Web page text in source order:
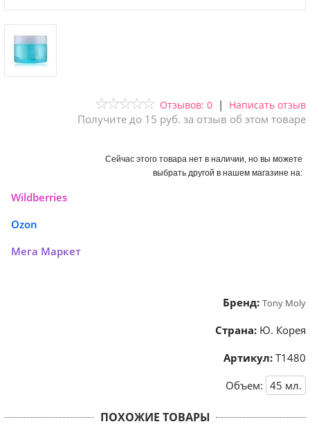
Отзывов: 0 | Написать отзыв
Получите до 15 руб. за отзыв об этом товаре
Сейчас этого товара нет в наличии, но вы можете
выбрать другой в нашем магазине на:
Wildberries
Ozon
Мега Маркет
Бренд: Tony Moly
Страна: Ю. Корея
Артикул: Т1480
Объем: 45 мл.
ПОХОЖИЕ ТОВАРЫ